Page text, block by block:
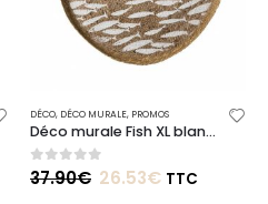
DÉCO, DÉCO MURALE, PROMOS
Déco murale Fish XL blanc Ø50cm
0out of 5
37.90€ 26.53€ TTC